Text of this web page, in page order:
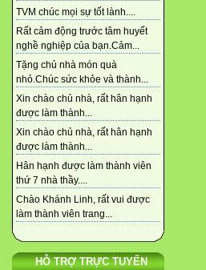
TVM chúc mọi sự tốt lành....
Rất cảm động trước tâm huyết
nghề nghiệp của bạn.Cảm...
Tặng chủ nhà món quà
nhỏ.Chúc sức khỏe và thành...
Xin chào chủ nhà, rất hân hạnh
được làm thành...
Xin chào chủ nhà, rất hân hạnh
được làm thành...
Hân hạnh được làm thành viên
thứ 7 nhà thầy....
Chào Khánh Linh, rất vui được
làm thành viên trang...
HỖ TRỢ TRỰC TUYẾN